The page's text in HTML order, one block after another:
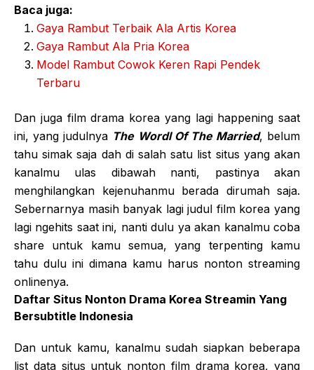
Baca juga:
Gaya Rambut Terbaik Ala Artis Korea
Gaya Rambut Ala Pria Korea
Model Rambut Cowok Keren Rapi Pendek
Terbaru
Dan juga film drama korea yang lagi happening saat
ini, yang judulnya The Wordl Of The Married, belum
tahu simak saja dah di salah satu list situs yang akan
kanalmu ulas dibawah nanti, pastinya akan
menghilangkan kejenuhanmu berada dirumah saja.
Sebernarnya masih banyak lagi judul film korea yang
lagi ngehits saat ini, nanti dulu ya akan kanalmu coba
share untuk kamu semua, yang terpenting kamu
tahu dulu ini dimana kamu harus nonton streaming
onlinenya.
Daftar Situs Nonton Drama Korea Streamin Yang
Bersubtitle Indonesia
Dan untuk kamu, kanalmu sudah siapkan beberapa
list data situs untuk nonton film drama korea, yang